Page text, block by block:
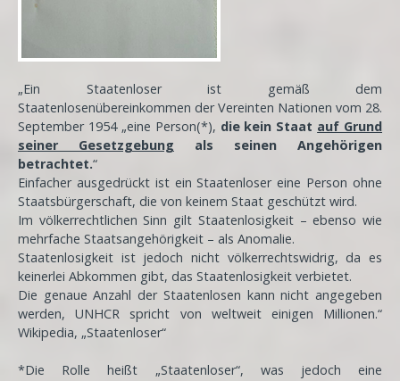
„Ein Staatenloser ist gemäß dem
Staatenlosenübereinkommen der Vereinten Nationen vom 28.
September 1954 „eine Person(*), die kein Staat auf Grund
seiner Gesetzgebung als seinen Angehörigen
betrachtet.“
Einfacher ausgedrückt ist ein Staatenloser eine Person ohne
Staatsbürgerschaft, die von keinem Staat geschützt wird.
Im völkerrechtlichen Sinn gilt Staatenlosigkeit – ebenso wie
mehrfache Staatsangehörigkeit – als Anomalie.
Staatenlosigkeit ist jedoch nicht völkerrechtswidrig, da es
keinerlei Abkommen gibt, das Staatenlosigkeit verbietet.
Die genaue Anzahl der Staatenlosen kann nicht angegeben
werden, UNHCR spricht von weltweit einigen Millionen.“
Wikipedia, „Staatenloser“
*Die Rolle heißt „Staatenloser“, was jedoch eine